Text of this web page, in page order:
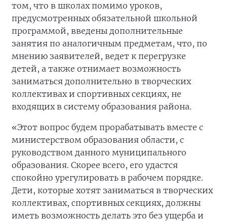
том, что в школах помимо уроков,
предусмотренных обязательной школьной
программой, введены дополнительные
занятия по аналогичным предметам, что, по
мнению заявителей, ведет к перегрузке
детей, а также отнимает возможность
заниматься дополнительно в творческих
коллективах и спортивных секциях, не
входящих в систему образования района.
«Этот вопрос будем прорабатывать вместе с
министерством образования области, с
руководством данного муниципального
образования. Скорее всего, его удастся
спокойно урегулировать в рабочем порядке.
Дети, которые хотят заниматься в творческих
коллективах, спортивных секциях, должны
иметь возможность делать это без ущерба и